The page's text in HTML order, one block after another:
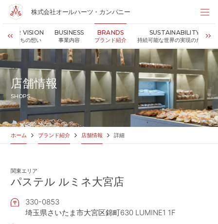
株式会社オールハーツ・カンパニー
OUR VISION
私たちの想い
BUSINESS
事業内容
BRANDS
ブランド紹介
SUSTAINABILITY
持続可能な世界の実現のために
株式会社オールハーツ・カンパニー
店舗検索
HOME
NEWS お知らせ
OUR VISION 私たちの想い
MESSAGE 代表メッセージ
VALUES
BUSINESS 事業内容
SHOP 店舗情報
ABOUT US
店舗情報
SHOPS
ホーム ブランド紹介 店舗情報 詳細
関東エリア
パステル ルミネ大宮店
330-0853
埼玉県さいたま市大宮区錦町630 LUMINE1 1F